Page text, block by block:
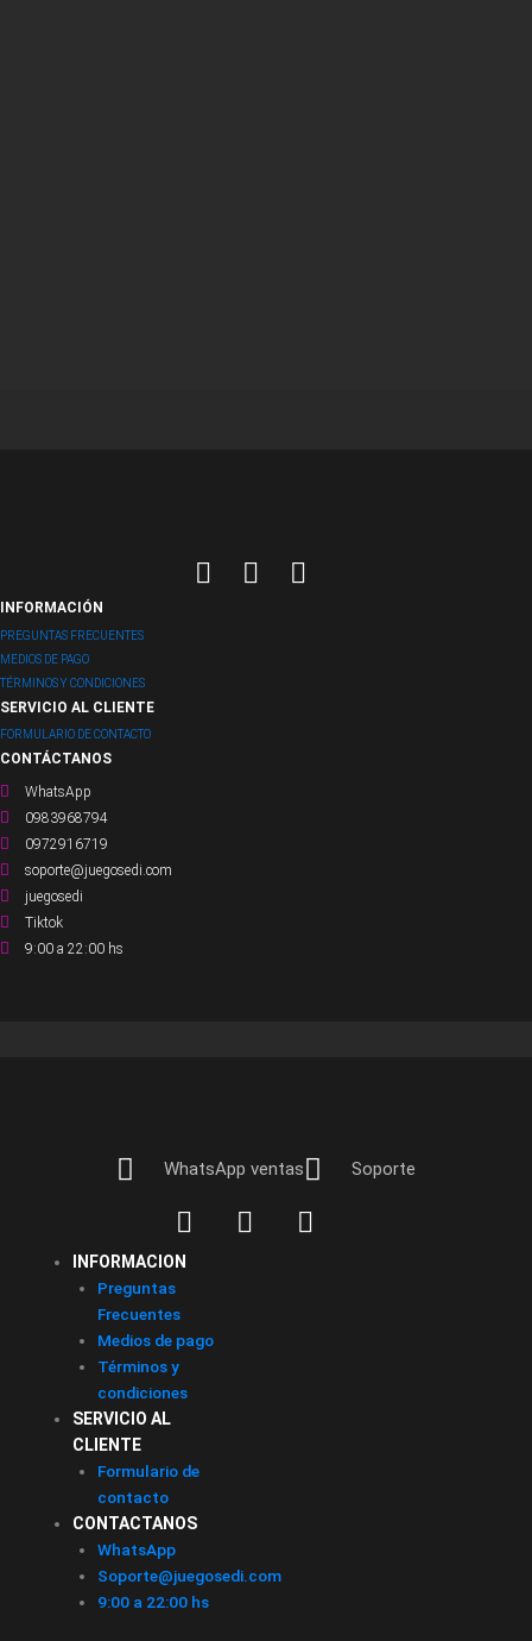
INFORMACIÓN
PREGUNTAS FRECUENTES
MEDIOS DE PAGO
TÉRMINOS Y CONDICIONES
SERVICIO AL CLIENTE
FORMULARIO DE CONTACTO
CONTÁCTANOS
WhatsApp
0983968794
0972916719
soporte@juegosedi.com
juegosedi
Tiktok
9:00 a 22:00 hs
WhatsApp ventas Soporte
INFORMACION
Preguntas
Frecuentes
Medios de pago
Términos y
condiciones
SERVICIO AL
CLIENTE
Formulario de
contacto
CONTACTANOS
WhatsApp
Soporte@juegosedi.com
9:00 a 22:00 hs